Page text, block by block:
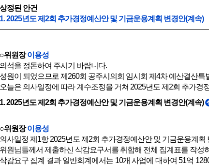
상정된 안건
1. 2025년도 제2회 추가경정예산안 및 기금운용계획 변경안(계속)
○위원장이용성
의석을 정돈하여 주시기 바랍니다.
성원이 되었으므로 제260회 공주시의회 임시회 제4차 예산결산
오늘은 의사일정에 따라 계수조정을 거쳐 2025년도 제2회 추가
1. 2025년도 제2회 추가경정예산안 및 기금운용계획 변경안(계속)
○위원장이용성
의사일정 제1항 2025년도 제2회 추가경정예산안 및 기금운용계획
위원님들께서 제출하신 삭감요구서를 취합해 전체 집계표를 작성
삭감요구 집계 결과 일반회계에서는 10개 사업에 대하여 51억